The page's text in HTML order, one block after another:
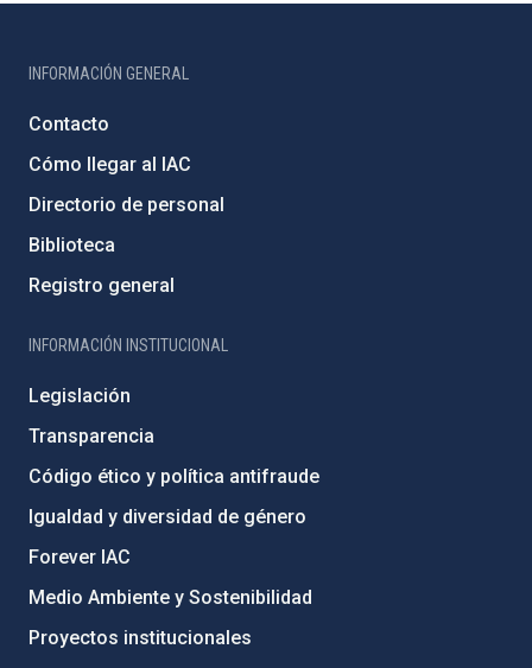
INFORMACIÓN GENERAL
Contacto
Cómo llegar al IAC
Directorio de personal
Biblioteca
Registro general
INFORMACIÓN INSTITUCIONAL
Legislación
Transparencia
Código ético y política antifraude
Igualdad y diversidad de género
Forever IAC
Medio Ambiente y Sostenibilidad
Proyectos institucionales